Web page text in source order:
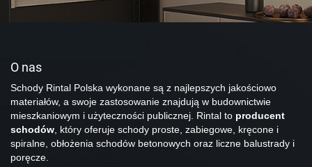
O nas
Schody Rintal Polska wykonane są z najlepszych jakościowo
materiałów, a swoje zastosowanie znajdują w budownictwie
mieszkaniowym i użyteczności publicznej. Rintal to producent
schodów , który oferuje schody proste, zabiegowe, kręcone i
spiralne, obłożenia schodów betonowych oraz liczne balustrady i
poręcze.